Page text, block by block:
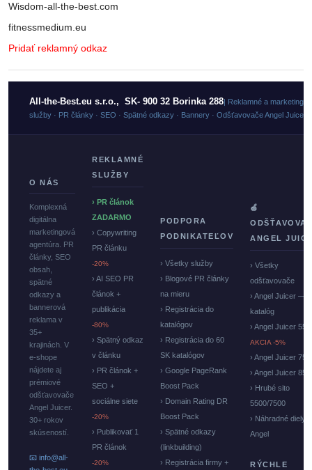
Wisdom-all-the-best.com
fitnessmedium.eu
Pridať reklamný odkaz
All-the-Best.eu s.r.o., SK- 900 32 Borinka 288| Reklamné a
služby · PR články · SEO · Spätné odkazy · Bannery · Odšťavovače Angel Juicer
O NÁS
Komplexná
digitálna
marketingová
agentúra. PR
články, SEO
obsah,
spätné
odkazy a
bannerová
reklama v
35+
krajinách. V
e-shope
nájdete aj
prémiové
odšťavovače
Angel Juicer.
30+ rokov
skúseností.
📧 info@all-
REKLAMNÉ
SLUŽBY
› PR článok
ZADARMO
› Copywriting
PR článku
-20%
› AI SEO PR
článok +
publikácia
-80%
› Spätný odkaz
v článku
› PR článok +
SEO +
sociálne siete
-20%
› Publikovať 1
PR článok
-20%
PODPORA
PODNIKATEĽOV
› Všetky služby
› Blogové PR články
na mieru
› Registrácia do
katalógov
› Registrácia do 60
SK katalógov
› Google PageRank
Boost Pack
› Domain Rating DR
Boost Pack
› Spätné odkazy
(linkbuilding)
› Registrácia firmy +
🍏
ANGEL
› Všetky
odšťavovače
› Angel Juicer —
katalóg
› Angel Juicer
AKCIA -5%
› Angel Juicer
› Angel Juicer
› Hrubé sito
5500/7500
› Náhradné diely
Angel
RÝCHLE